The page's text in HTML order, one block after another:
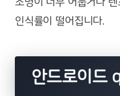
인식률이 떨어집니다.
안드로이드